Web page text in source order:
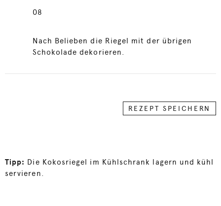
08
Nach Belieben die Riegel mit der übrigen
Schokolade dekorieren.
REZEPT SPEICHERN
Tipp: Die Kokosriegel im Kühlschrank lagern und kühl
servieren.